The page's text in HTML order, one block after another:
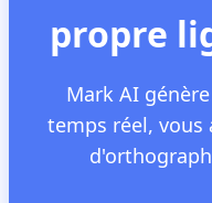
propre
Mark AI
temps réel, vous